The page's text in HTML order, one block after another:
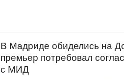
В Мадриде обиделись на
премьер потребовал
с МИД